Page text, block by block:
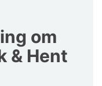
om
& Hent